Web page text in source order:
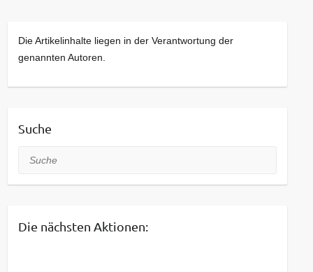
Die Artikelinhalte liegen in der Verantwortung der
genannten Autoren.
Suche
Suche
Die nächsten Aktionen: